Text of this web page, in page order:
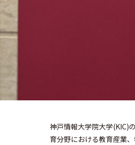
神戸情報大学院大学(KIC)
育分野における教育産業